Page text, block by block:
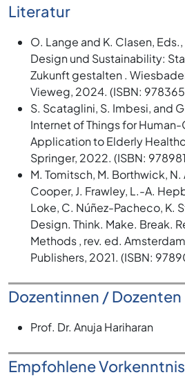
Literatur
O. Lange and K. Clasen,
Design und Sustainability:
Zukunft gestalten .
Vieweg, 2024. (ISBN:
S. Scataglini, S. Imbesi, and
Internet of Things for
Application to Elderly
Springer, 2022. (ISBN:
M. Tomitsch, M. Borthwick,
Cooper, J. Frawley, L.-A.
Loke, C. Núñez-Pacheco, K.
Design. Think. Make. Break.
Methods , rev. ed.
Publishers, 2021. (ISBN:
Dozentinnen / Dozenten
Prof. Dr. Anuja Hariharan
Empfohlene